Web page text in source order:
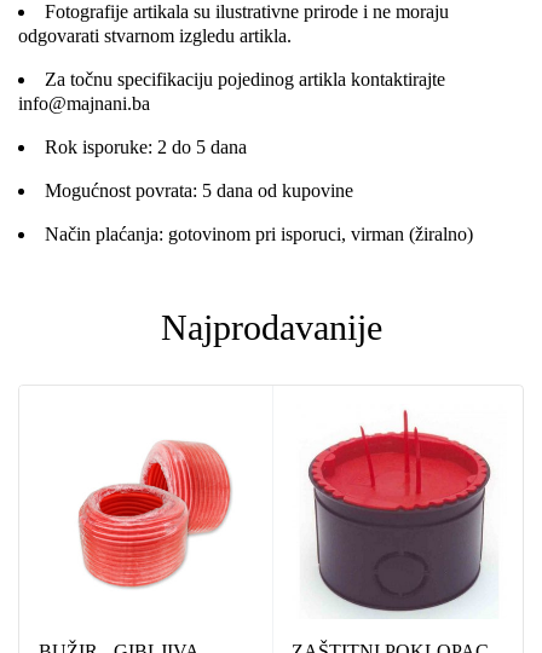
Fotografije artikala su ilustrativne prirode i ne moraju
odgovarati stvarnom izgledu artikla.
Za točnu specifikaciju pojedinog artikla kontaktirajte
info@majnani.ba
Rok isporuke: 2 do 5 dana
Mogućnost povrata: 5 dana od kupovine
Način plaćanja: gotovinom pri isporuci, virman (žiralno)
Najprodavanije